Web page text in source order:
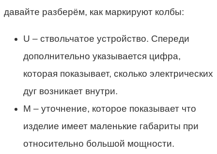
давайте разберём, как маркируют колбы:
U – ствольчатое устройство. Спереди
дополнительно указывается цифра,
которая показывает, сколько электрических
дуг возникает внутри.
M – уточнение, которое показывает что
изделие имеет маленькие габариты при
относительно большой мощности.